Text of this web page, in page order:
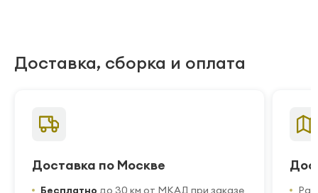
Доставка, сборка и оплата
Доставка по Москве
Бесплатно до 30 км от МКАД при заказе